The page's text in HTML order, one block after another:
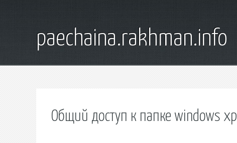
paechaina.rakhman.info
Общий доступ к папке windows xp